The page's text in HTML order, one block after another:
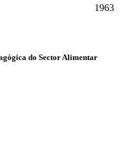
1963
do Sector Alimentar